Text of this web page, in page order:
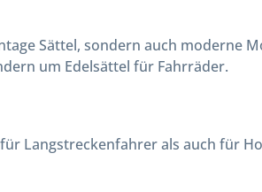
Sättel, sondern auch moderne
um Edelsättel für Fahrräder.
Langstreckenfahrer als auch für